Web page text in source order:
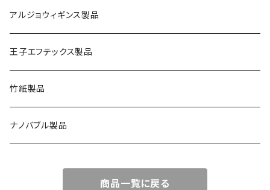
アルジョウィギンス製品
王子エフテックス製品
竹紙製品
ナノバブル製品
商品一覧に戻る